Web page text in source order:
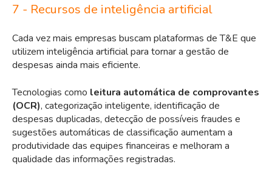
7 - Recursos de inteligência artificial
Cada vez mais empresas buscam plataformas de T&E que
utilizem inteligência artificial para tornar a gestão de
despesas ainda mais eficiente.
Tecnologias como leitura automática de comprovantes
(OCR), categorização inteligente, identificação de
despesas duplicadas, detecção de possíveis fraudes e
sugestões automáticas de classificação aumentam a
produtividade das equipes financeiras e melhoram a
qualidade das informações registradas.